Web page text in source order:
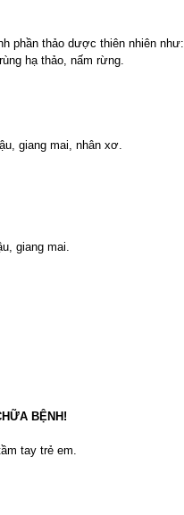
phần thảo dược thiên nhiên như:
hạ thảo, nấm rừng.
giang mai, nhân xơ.
giang mai.
BỆNH!
tay trẻ em.